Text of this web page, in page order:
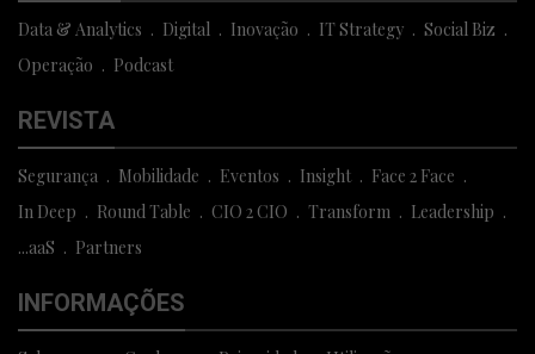
Data & Analytics Digital Inovação IT Strategy
Social Biz
Operação
Podcast
REVISTA
Segurança Mobilidade Eventos Insight
Face 2 Face
In Deep
Round Table CIO 2 CIO Transform
Leadership
...aaS
Partners
INFORMAÇÕES